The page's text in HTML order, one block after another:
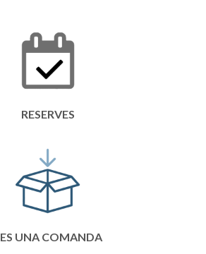
RESERVES
UNA COMANDA